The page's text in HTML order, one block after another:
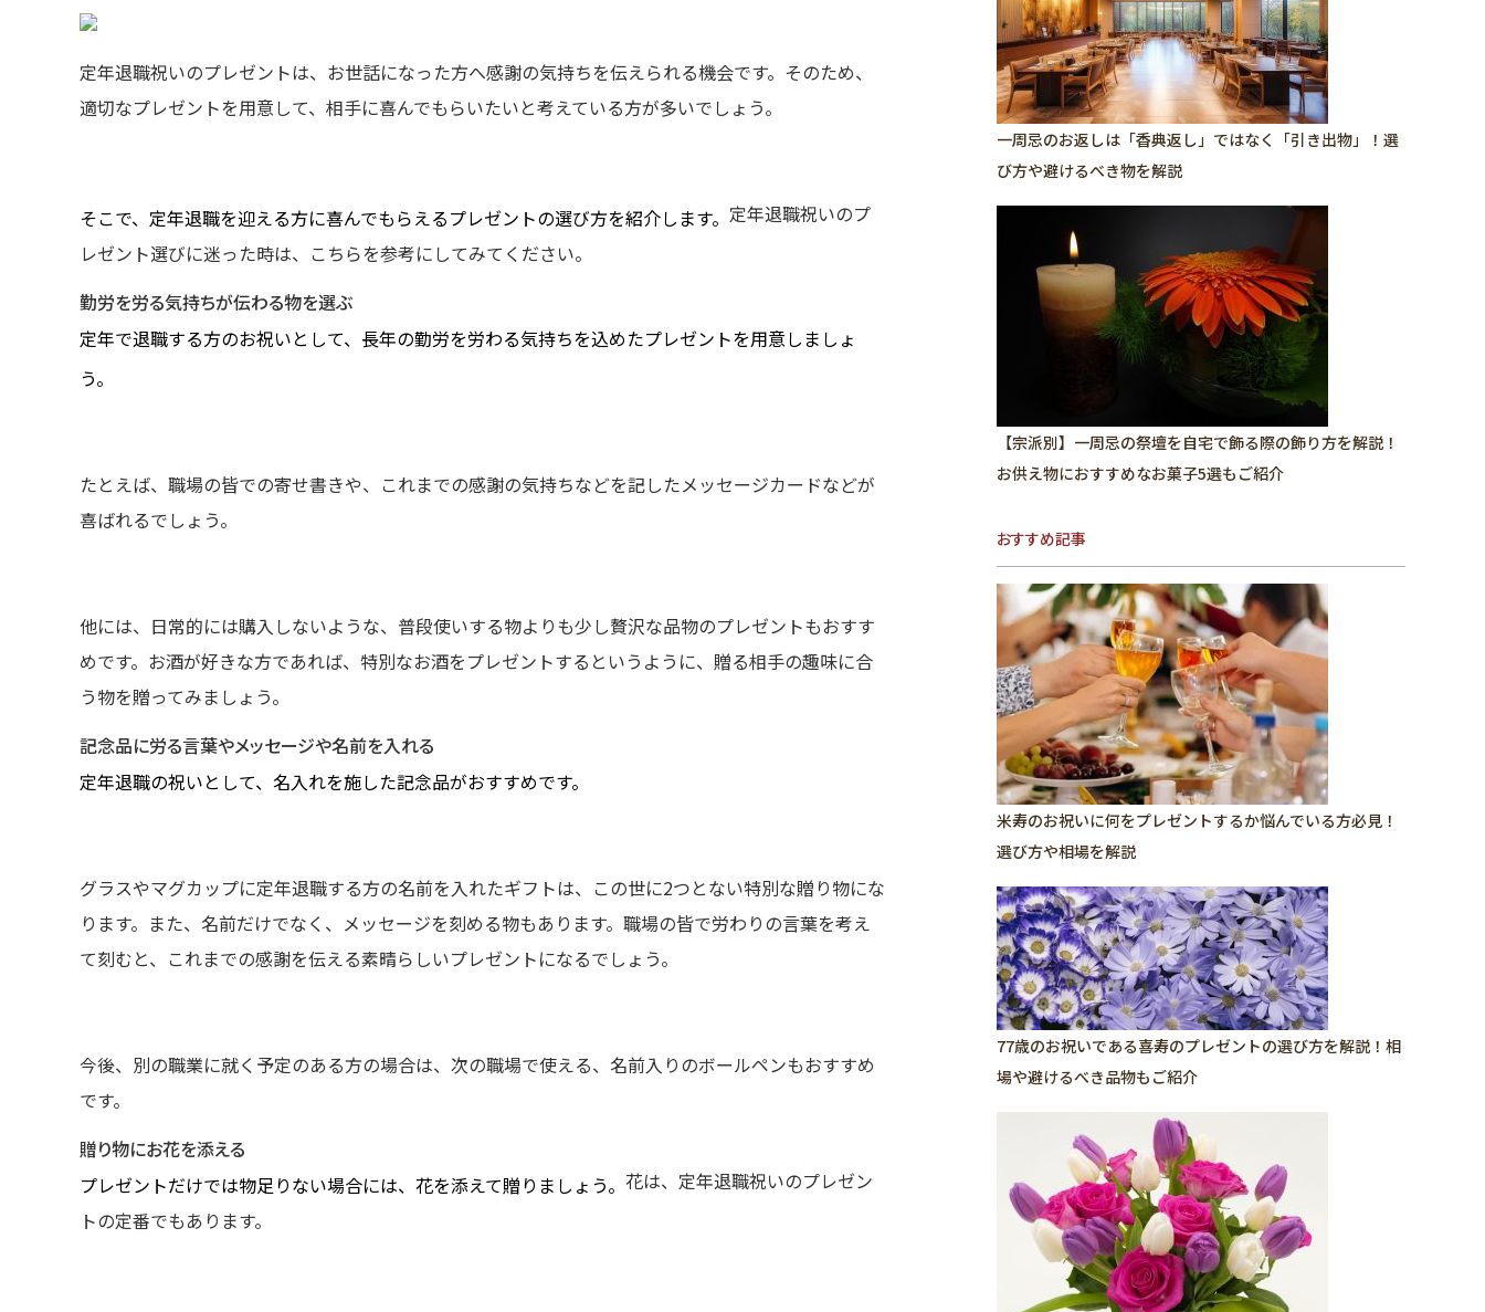
定年退職祝いのプレゼントは、お世話になった方へ感謝の気持ちを伝えられる機会です。そのため、
適切なプレゼントを用意して、相手に喜んでもらいたいと考えている方が多いでしょう。
そこで、定年退職を迎える方に喜んでもらえるプレゼントの選び方を紹介します。 定年退職祝いのプ
レゼント選びに迷った時は、こちらを参考にしてみてください。
勤労を労る気持ちが伝わる物を選ぶ
定年で退職する方のお祝いとして、長年の勤労を労わる気持ちを込めたプレゼントを用意しましょ
う。
たとえば、職場の皆での寄せ書きや、これまでの感謝の気持ちなどを記したメッセージカードなどが
喜ばれるでしょう。
他には、日常的には購入しないような、普段使いする物よりも少し贅沢な品物のプレゼントもおすす
めです。お酒が好きな方であれば、特別なお酒をプレゼントするというように、贈る相手の趣味に合
う物を贈ってみましょう。
記念品に労る言葉やメッセージや名前を入れる
定年退職の祝いとして、名入れを施した記念品がおすすめです。
グラスやマグカップに定年退職する方の名前を入れたギフトは、この世に2つとない特別な贈り物にな
ります。また、名前だけでなく、メッセージを刻める物もあります。職場の皆で労わりの言葉を考え
て刻むと、これまでの感謝を伝える素晴らしいプレゼントになるでしょう。
今後、別の職業に就く予定のある方の場合は、次の職場で使える、名前入りのボールペンもおすすめ
です。
贈り物にお花を添える
プレゼントだけでは物足りない場合には、花を添えて贈りましょう。 花は、定年退職祝いのプレゼン
トの定番でもあります。
一周忌のお返しは「香典返し」ではなく「引き出物」！選
び方や避けるべき物を解説
【宗派別】一周忌の祭壇を自宅で飾る際の飾り方を解説！
お供え物におすすめなお菓子5選もご紹介
おすすめ記事
米寿のお祝いに何をプレゼントするか悩んでいる方必見！
選び方や相場を解説
77歳のお祝いである喜寿のプレゼントの選び方を解説！相
場や避けるべき品物もご紹介